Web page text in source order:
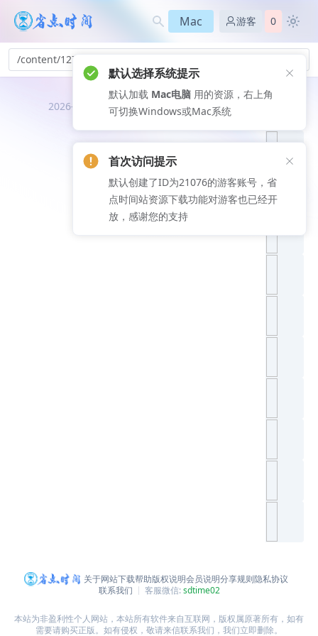
Mac 游客 0
/content/127
2026-08-06
推荐文
关于网站下载帮助版权说明会员说明分享规则隐私协议
联系我们
客服微信:sdtime02
本站为非盈利性个人网站，本站所有软件来自互联网，版权属原著所有，如有
需要请购买正版。如有侵权，敬请来信联系我们，我们立即删除。
默认选择系统提示
默认加载 Mac电脑 用的资源，右上角
可切换Windows或Mac系统
首次访问提示
默认创建了ID为21076的游客账号，省
点时间站资源下载功能对游客也已经开
放，感谢您的支持